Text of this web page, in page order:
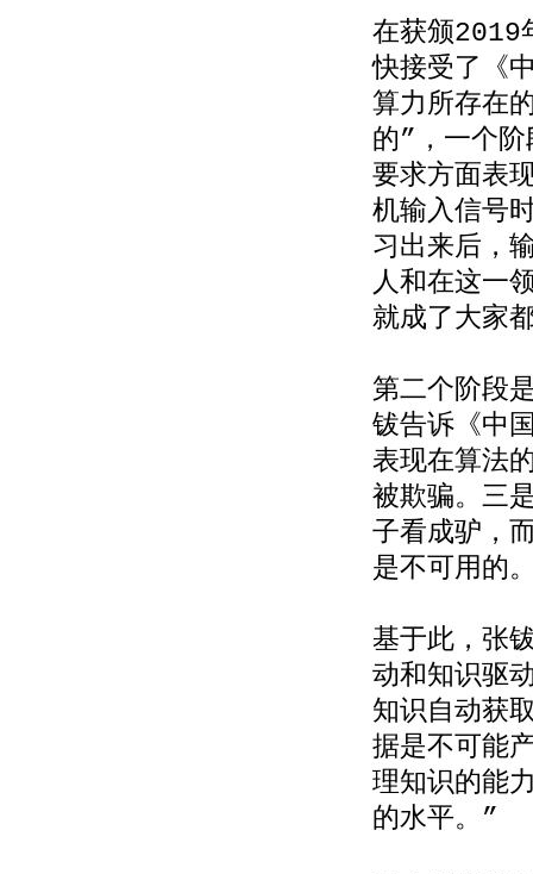
在获颁2019
快接受了《
算力所存在
的”，一个
要求方面表
机输入信号
习出来后，
人和在这一
就成了大家
第二个阶段
钹告诉《中
表现在算法
被欺骗。三
子看成驴，
是不可用的
基于此，张
动和知识驱
知识自动获
据是不可能
理知识的能
的水平。”